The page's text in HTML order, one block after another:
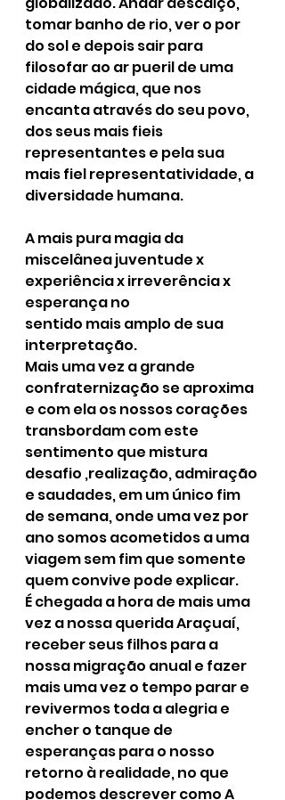
tomar banho de rio, ver o por
do sol e depois sair para
filosofar ao ar pueril de uma
cidade mágica, que nos
encanta através do seu povo,
dos seus mais fieis
representantes e pela sua
mais fiel representatividade, a
diversidade humana.
A mais pura magia da
miscelânea juventude x
experiência x irreverência x
esperança no
sentido mais amplo de sua
interpretação.
Mais uma vez a grande
confraternização se aproxima
e com ela os nossos corações
transbordam com este
sentimento que mistura
desafio ,realização, admiração
e saudades, em um único fim
de semana, onde uma vez por
ano somos acometidos a uma
viagem sem fim que somente
quem convive pode explicar.
É chegada a hora de mais uma
vez a nossa querida Araçuaí,
receber seus filhos para a
nossa migração anual e fazer
mais uma vez o tempo parar e
revivermos toda a alegria e
encher o tanque de
esperanças para o nosso
retorno à realidade, no que
podemos descrever como A